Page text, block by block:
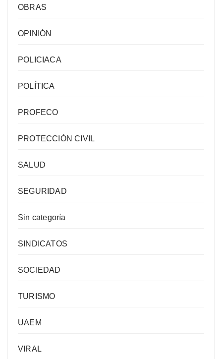
OBRAS
OPINIÓN
POLICIACA
POLÍTICA
PROFECO
PROTECCIÓN CIVIL
SALUD
SEGURIDAD
Sin categoría
SINDICATOS
SOCIEDAD
TURISMO
UAEM
VIRAL